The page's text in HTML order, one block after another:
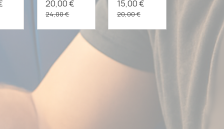
20,00 €
24,00 €
15,00 €
20,00 €